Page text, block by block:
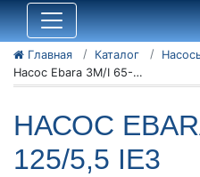
Главная Каталог
Насос Ebara 3M/I 65-125/5,5 IE3
НАСОС
125/5,5 IE3